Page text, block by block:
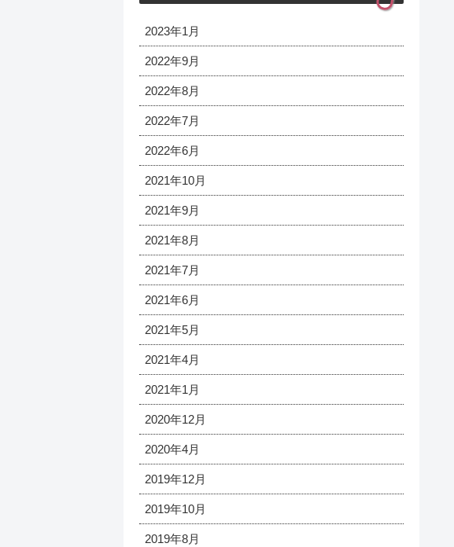
2023年1月
2022年9月
2022年8月
2022年7月
2022年6月
2021年10月
2021年9月
2021年8月
2021年7月
2021年6月
2021年5月
2021年4月
2021年1月
2020年12月
2020年4月
2019年12月
2019年10月
2019年8月